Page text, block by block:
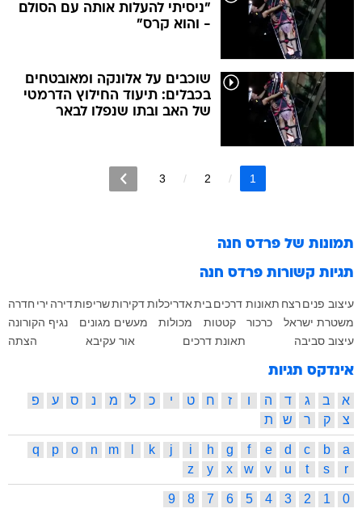
"ניסיתי להעלות אותה עם הסולם
- והוא קרס"
שוכבים על אלונקה ומאובטחים
בכבלים: תיעוד החילוץ הדרמטי
של האב ובתו שנפלו לבאר
1
2
3
תמונות של פרדס חנה
תגיות קשורות פרדס חנה
עיצוב פניםרצח תאונות דרכים ביתאדריכלותדקירותשריפותדירה ירי חדרה
משטרת ישראל
כרכור קטטות מכולות מעשים מגונים
נגיף הקורונה
עיצוב סביבה
תאונת דרכים אור עקיבא הצתה
אינדקס תגיות
א ב ג ד ה ו ז ח ט י כ ל מ נ ס ע
פ
צ
ק ר ש ת
a
b
c
d
e
f
g
h
i
j
k
m
n
o
p
q
r
s
t
u
v
w
x
y
z
0
1
2
3
4
5
6
7
8
9